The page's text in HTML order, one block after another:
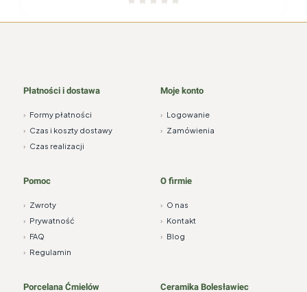
Płatności i dostawa
› Formy płatności
› Czas i koszty dostawy
› Czas realizacji
Moje konto
› Logowanie
› Zamówienia
Pomoc
› Zwroty
› Prywatność
› FAQ
› Regulamin
O firmie
› O nas
› Kontakt
› Blog
Porcelana Ćmielów Ceramika Bolesławiec